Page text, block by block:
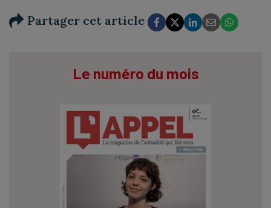
Partager cet article
Le numéro du mois